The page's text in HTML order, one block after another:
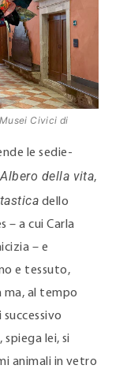
Civici di
le sedie-
Albero della vita,
dello
– a cui Carla
– e
e tessuto,
ma, al tempo
spiega lei, si
animali in vetro